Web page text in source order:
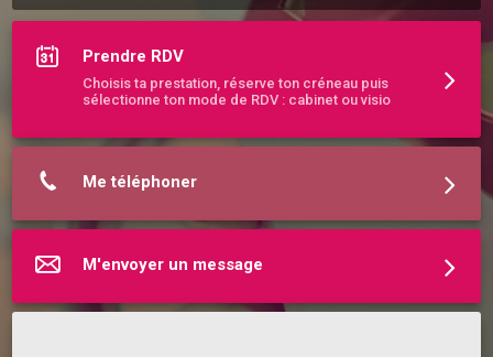
Mariette… Co-équipière
des Femmes qui veulent Oser leur vie.
Prendre RDV
Choisis ta prestation, réserve ton créneau puis
sélectionne ton mode de RDV : cabinet ou visio
Me téléphoner
M'envoyer un message